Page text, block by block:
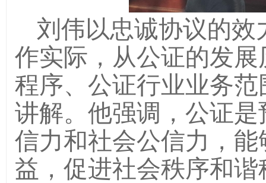
刘伟以忠诚协议的
作实际，从公证的发
程序、公证行业业务
讲解。他强调，公证
信力和社会公信力，
益，促进社会秩序和